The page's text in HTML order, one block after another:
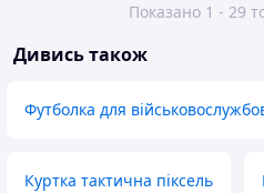
Показано 1 - 29
Дивись також
Футболка для
Куртка тактична піксель